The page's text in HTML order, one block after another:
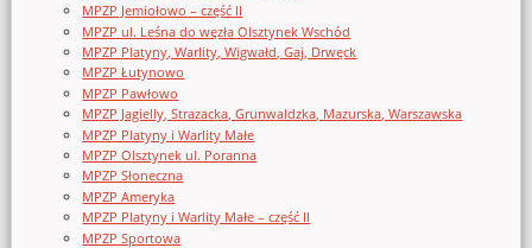
MPZP Jemiołowo – część II
MPZP ul. Leśna do węzła Olsztynek Wschód
MPZP Platyny, Warlity, Wigwałd, Gaj, Drwęck
MPZP Łutynowo
MPZP Pawłowo
MPZP Jagielly, Strazacka, Grunwaldzka, Mazurska, Warszawska
MPZP Platyny i Warlity Małe
MPZP Olsztynek ul. Poranna
MPZP Słoneczna
MPZP Ameryka
MPZP Platyny i Warlity Małe – część II
MPZP Sportowa